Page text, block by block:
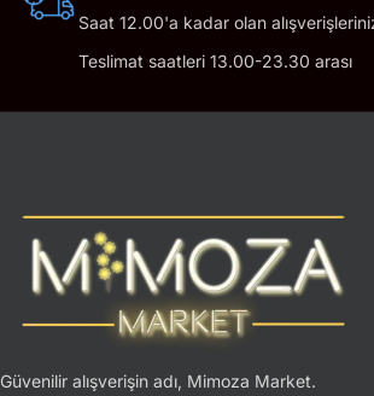
Saat 12.00'a kadar olan
Teslimat saatleri 13.00-23.30 arası
Güvenilir alışverişin adı, Mimoza Market.